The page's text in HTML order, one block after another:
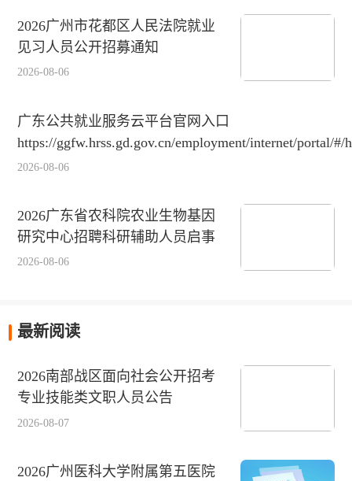
2026广州市花都区人民法院就业
见习人员公开招募通知
2026-08-06
广东公共就业服务云平台官网入口
https://ggfw.hrss.gd.gov.cn/employment/internet/portal/#/
2026-08-06
2026广东省农科院农业生物基因
研究中心招聘科研辅助人员启事
2026-08-06
最新阅读
2026南部战区面向社会公开招考
专业技能类文职人员公告
2026-08-07
2026广州医科大学附属第五医院